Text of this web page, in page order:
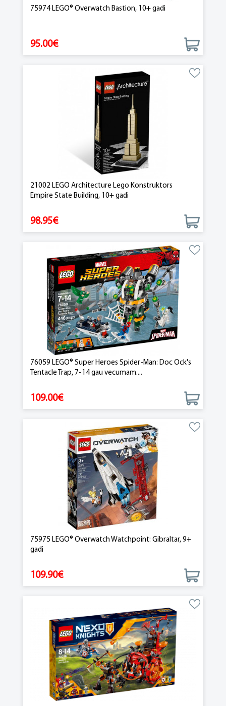
75974 LEGO® Overwatch Bastion, 10+ gadi
95.00€
21002 LEGO Architecture Lego Konstruktors
Empire State Building, 10+ gadi
98.95€
76059 LEGO® Super Heroes Spider-Man: Doc Ock's
Tentacle Trap, 7-14 gau vecumam....
109.00€
75975 LEGO® Overwatch Watchpoint: Gibraltar, 9+
gadi
109.90€